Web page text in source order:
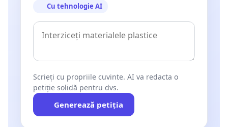
Cu tehnologie AI
Scrieți cu propriile cuvinte. AI va redacta o
petiție solidă pentru dvs.
Generează petiția